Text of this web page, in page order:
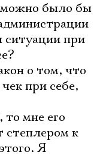
было бы
ситуации при
о том, что
при себе,
то мне его
степлером к
Я